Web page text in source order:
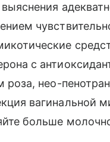
с
роза, нео-
вагинальной
больше